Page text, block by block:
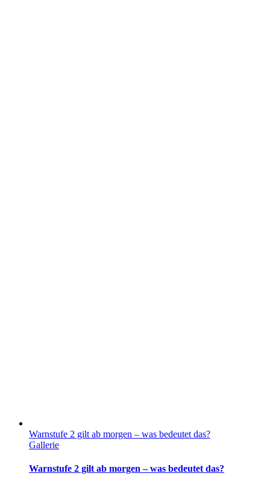
Warnstufe 2 gilt ab morgen – was bedeutet das?
Gallerie
Warnstufe 2 gilt ab morgen – was bedeutet das?